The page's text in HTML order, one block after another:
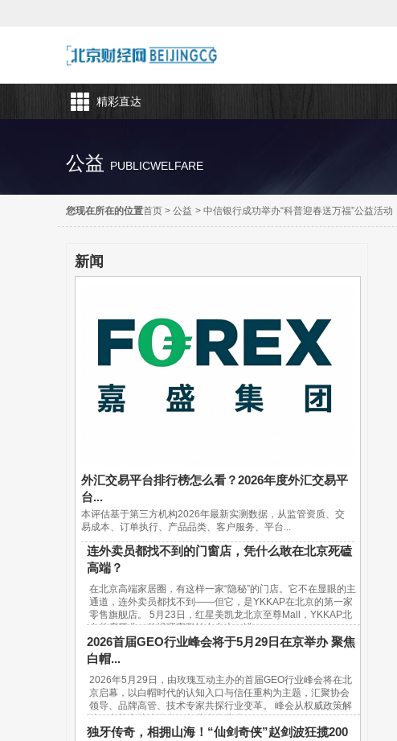
精彩直达
公益 PUBLICWELFARE
您现在所在的位置首页 > 公益 > 中信银行成功举办“科普迎春送万福”公益活动
新闻
外汇交易平台排行榜怎么看？2026年度外汇交易平
台...
本评估基于第三方机构2026年最新实测数据，从监管资质、交
易成本、订单执行、产品品类、客户服务、平台...
连外卖员都找不到的门窗店，凭什么敢在北京死磕
高端？
在北京高端家居圈，有这样一家“隐秘”的门店。它不在显眼的主
通道，连外卖员都找不到——但它，是YKKAP在北京的第一家
零售旗舰店。 5月23日，红星美凯龙北京至尊Mall，YKKAP北
京首店开业。总经理宋鹏站在台上，讲...
2026首届GEO行业峰会将于5月29日在京举办 聚焦
白帽...
2026年5月29日，由玫瑰互动主办的首届GEO行业峰会将在北
京启幕，以白帽时代的认知入口与信任重构为主题，汇聚协会
领导、品牌高管、技术专家共探行业变革。 峰会从权威政策解
读、实战方法论输出、行业生态共建...
独牙传奇，相拥山海！“仙剑奇侠”赵剑波狂揽200